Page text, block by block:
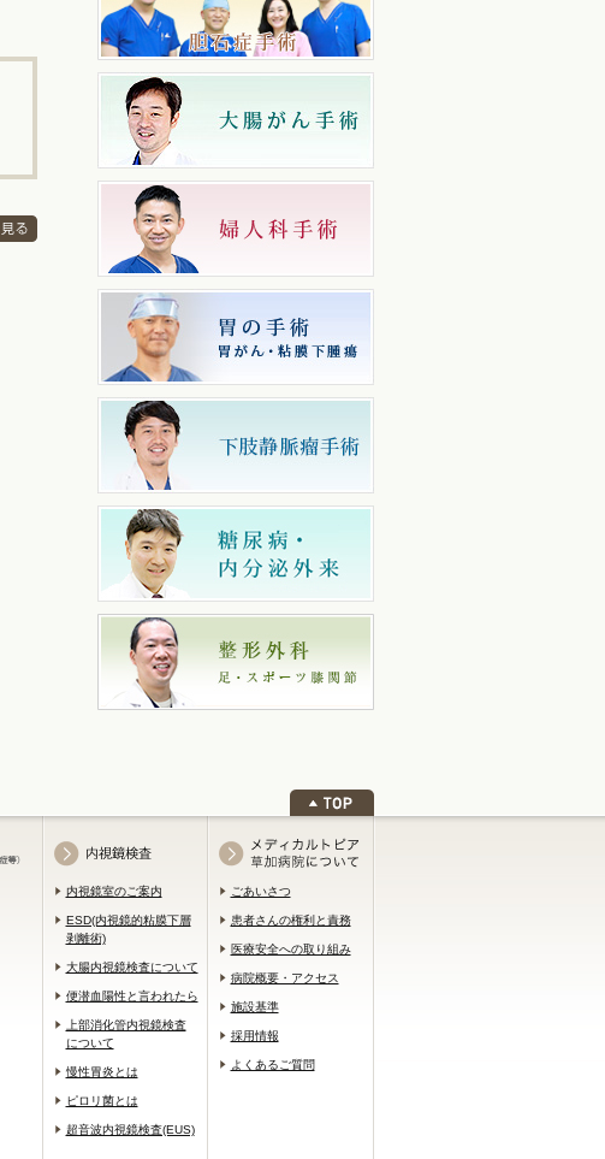
内視鏡室のご案内
ESD(内視鏡的粘膜下層
剥離術)
大腸内視鏡検査について
便潜血陽性と言われたら
上部消化管内視鏡検査
について
慢性胃炎とは
ピロリ菌とは
超音波内視鏡検査(EUS)
ごあいさつ
患者さんの権利と責務
医療安全への取り組み
病院概要・アクセス
施設基準
採用情報
よくあるご質問